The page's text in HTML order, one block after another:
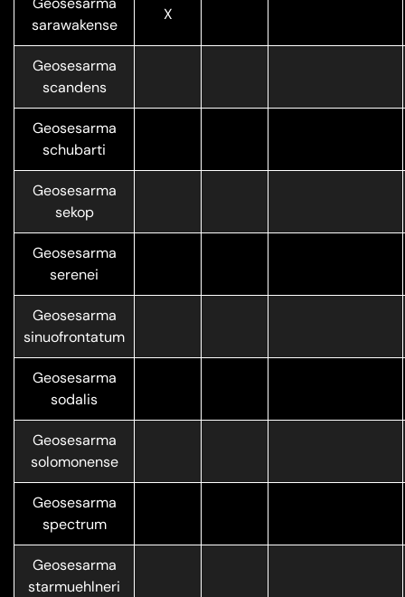
sarawakense
X
Geosesarma
scandens
Geosesarma
schubarti
Geosesarma
sekop
Geosesarma
serenei
Geosesarma
sinuofrontatum
Geosesarma
sodalis
Geosesarma
solomonense
Geosesarma
spectrum
Geosesarma
starmuehlneri